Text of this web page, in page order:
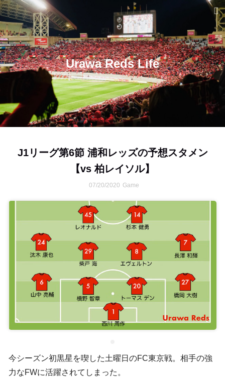
Urawa Reds Life
J1リーグ第6節 浦和レッズの予想スタメン
【vs 柏レイソル】
07/20/2020 Game
今シーズン初黒星を喫した土曜日のFC東京戦。相手の強
力なFWに活躍されてしまった。